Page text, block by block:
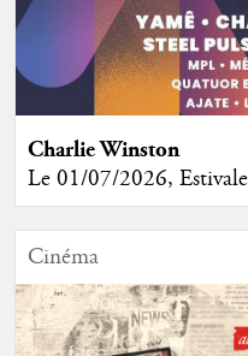
Charlie Winston
Le 01/07/2026,
Cinéma